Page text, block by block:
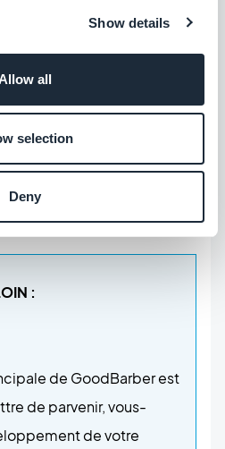
Show details
all
selection
Deny
عناصرالواجهة الرسومية : Widget
à ajouter à ce
à le faire dans les
sera important, et plus
:
de GoodBarber est
de parvenir, vous-
de votre